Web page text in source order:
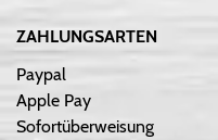
ZAHLUNGSARTEN
Paypal
Apple Pay
Sofortüberweisung